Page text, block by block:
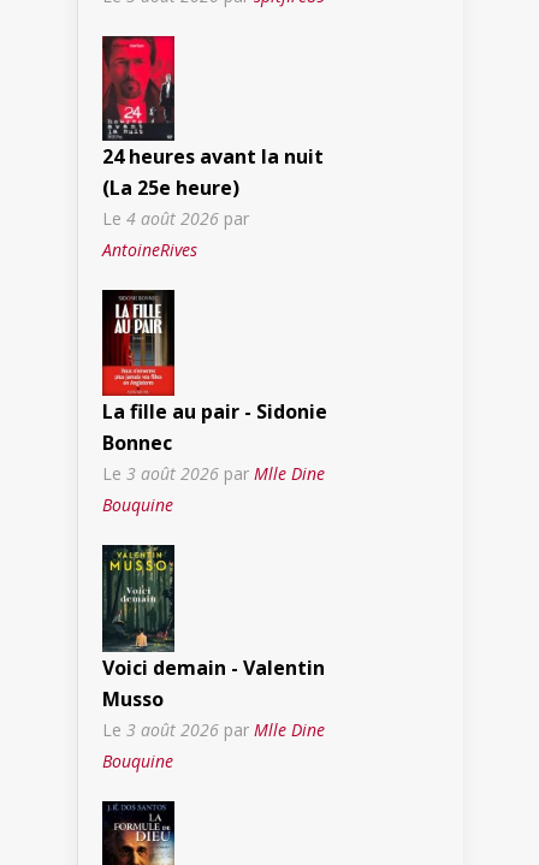
24 heures avant la nuit
(La 25e heure)
Le 4 août 2026 par
AntoineRives
La fille au pair - Sidonie
Bonnec
Le 3 août 2026 par Mlle Dine
Bouquine
Voici demain - Valentin
Musso
Le 3 août 2026 par Mlle Dine
Bouquine